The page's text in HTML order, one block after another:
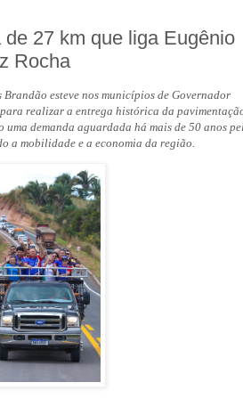
27 km que liga Eugênio
Rocha
esteve nos municípios de Governador
realizar a entrega histórica da
demanda aguardada há mais de 50 anos
a mobilidade e a economia da região.